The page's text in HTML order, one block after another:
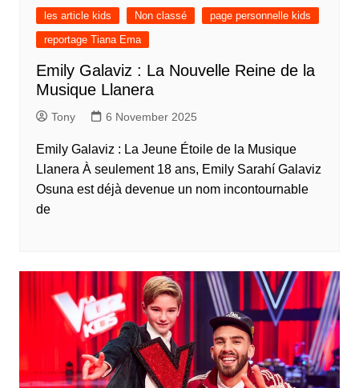
les article kids Non classé
page personnelle kids
reportage Tiana Ema
Emily Galaviz : La Nouvelle Reine de la
Musique Llanera
Tony 6 November 2025
Emily Galaviz : La Jeune Étoile de la Musique
Llanera À seulement 18 ans, Emily Sarahí Galaviz
Osuna est déjà devenue un nom incontournable
de